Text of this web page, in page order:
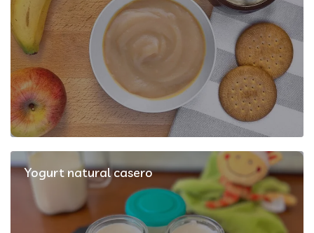
Yogurt natural casero